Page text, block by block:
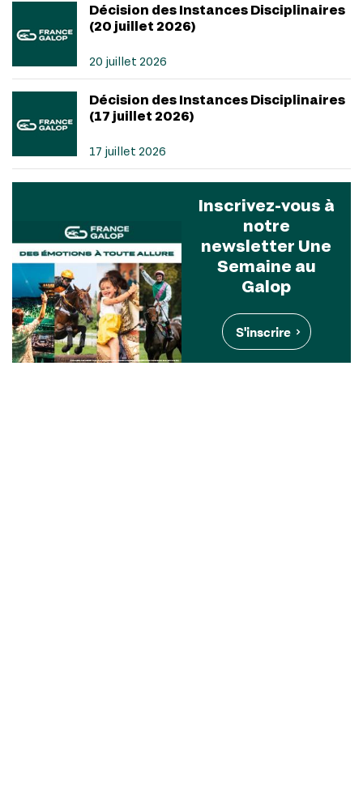
Décision des Instances Disciplinaires
(20 juillet 2026)
20 juillet 2026
Décision des Instances Disciplinaires
(17 juillet 2026)
17 juillet 2026
Inscrivez-vous à
notre
newsletter Une
Semaine au
Galop
S'inscrire